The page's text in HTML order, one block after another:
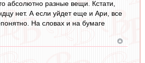
абсолютно разные вещи. Кстати,
нет. А если уйдет еще и Ари, все
На словах и на бумаге